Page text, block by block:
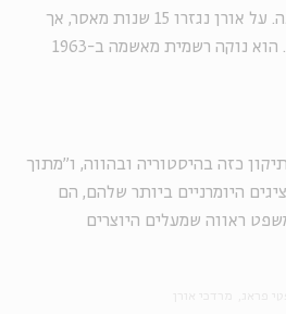
של מפ"ם בראשות משה סנה. על אורן נגזרו 15 שנות מאסר, אך
בפועל הוא שוחרר ב-1956. הוא נוקה רשמית מאשמה ב-1963
כזה בהיסטוריה ובהווה, ו"מתוך
היומרניים ביותר שלהם, הם
ראווה שמעלים היוצרים